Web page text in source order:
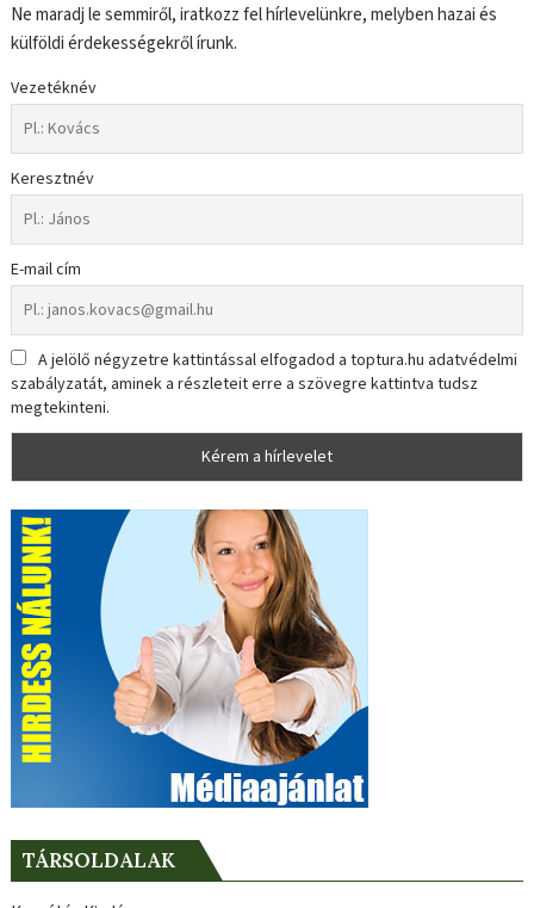
Ne maradj le semmiről, iratkozz fel hírlevelünkre, melyben hazai és
külföldi érdekességekről írunk.
Vezetéknév
Keresztnév
E-mail cím
A jelölő négyzetre kattintással elfogadod a toptura.hu adatvédelmi
szabályzatát, aminek a részleteit erre a szövegre kattintva tudsz
megtekinteni.
TÁRSOLDALAK